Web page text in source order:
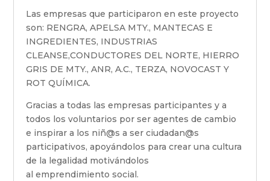
Las empresas que participaron en este proyecto
son: RENGRA, APELSA MTY., MANTECAS E
INGREDIENTES, INDUSTRIAS
CLEANSE,CONDUCTORES DEL NORTE, HIERRO
GRIS DE MTY., ANR, A.C., TERZA, NOVOCAST Y
ROT QUÍMICA.
Gracias a todas las empresas participantes y a
todos los voluntarios por ser agentes de cambio
e inspirar a los niñ@s a ser ciudadan@s
participativos, apoyándolos para crear una cultura
de la legalidad motivándolos
al emprendimiento social.